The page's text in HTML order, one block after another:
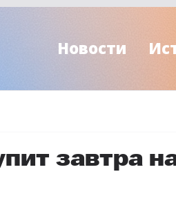
Новости
завтра